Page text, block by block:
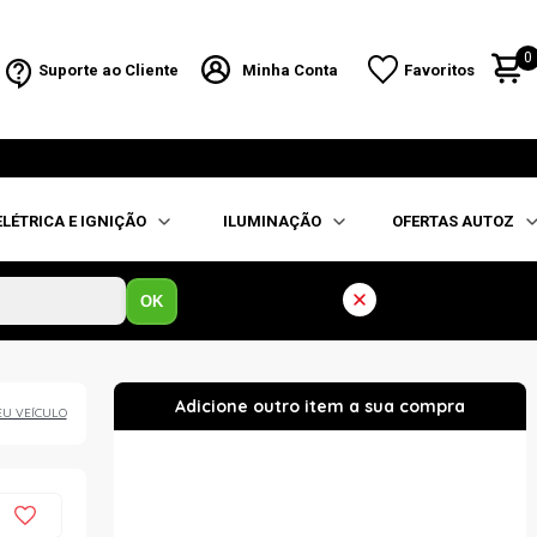
Suporte ao Cliente Minha Conta Favoritos
0
E IGNIÇÃO ILUMINAÇÃO OFERTAS AUTOZ
OK
VEÍCULO